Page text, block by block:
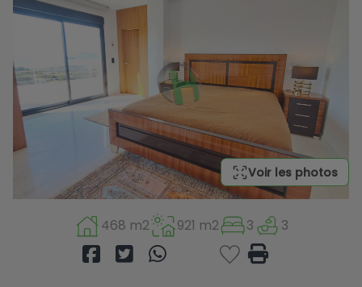
Voir les photos
468 m2 921 m2 3 3